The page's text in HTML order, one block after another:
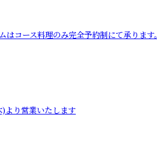
ース料理のみ完全予約制にて承ります。
り営業いたします